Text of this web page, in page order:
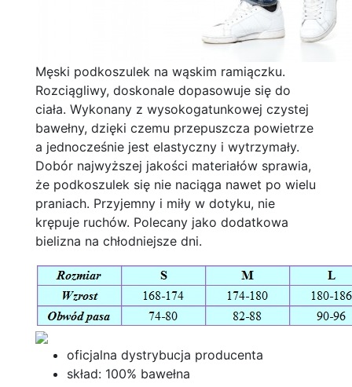
Męski podkoszulek na wąskim ramiączku.
Rozciągliwy, doskonale dopasowuje się do
ciała. Wykonany z wysokogatunkowej czystej
bawełny, dzięki czemu przepuszcza powietrze
a jednocześnie jest elastyczny i wytrzymały.
Dobór najwyższej jakości materiałów sprawia,
że podkoszulek się nie naciąga nawet po wielu
praniach. Przyjemny i miły w dotyku, nie
krępuje ruchów. Polecany jako dodatkowa
bielizna na chłodniejsze dni.
oficjalna dystrybucja producenta
skład: 100% bawełna